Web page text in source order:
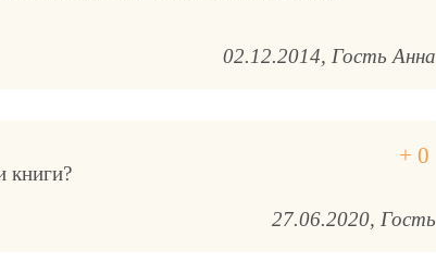
02.12.2014 Гость Анна
книги?
27.06.2020 Гость